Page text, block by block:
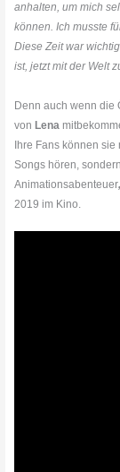
anhalten, um mich
können. Ich musste
Diese Zeit war
ist, jetzt mit der Welt
Denn auch wenn die
von Lena
Ihre Fans können
Songs hören,
Animationsabenteuer
2019 im Kino.